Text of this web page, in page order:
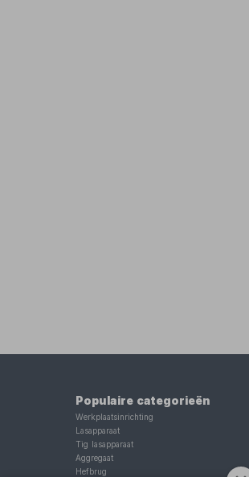
Populaire categorieën
Werkplaatsinrichting
Lasapparaat
Tig lasapparaat
Aggregaat
Hefbrug